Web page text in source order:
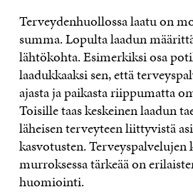
Terveydenhuollossa laatu on
summa. Lopulta laadun
lähtökohta. Esimerkiksi osa
laadukkaaksi sen, että
ajasta ja paikasta riippumatta
Toisille taas keskeinen laadun
läheisen terveyteen liittyvistä
kasvotusten. Terveyspalvelujen
murroksessa tärkeää on
huomiointi.